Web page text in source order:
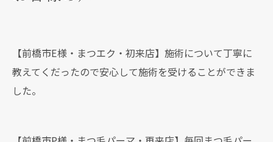
【前橋市E様・まつエク・初来店】施術について丁寧に
教えてくだったので安心して施術を受けることができま
した。